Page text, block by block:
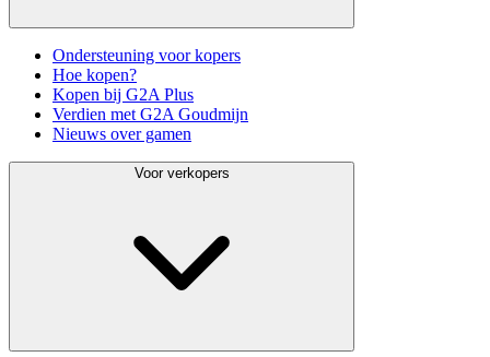
Ondersteuning voor kopers
Hoe kopen?
Kopen bij G2A Plus
Verdien met G2A Goudmijn
Nieuws over gamen
Voor verkopers